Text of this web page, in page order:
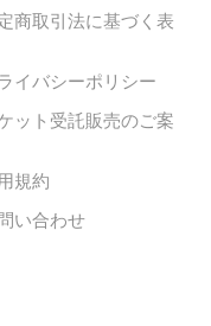
商取引法に基づく表
イバシーポリシー
ット受託販売のご案
規約
い合わせ